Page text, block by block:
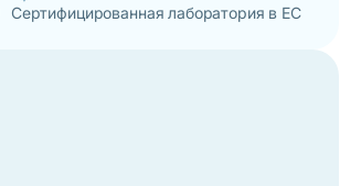
Сертифицированная лаборатория в ЕС